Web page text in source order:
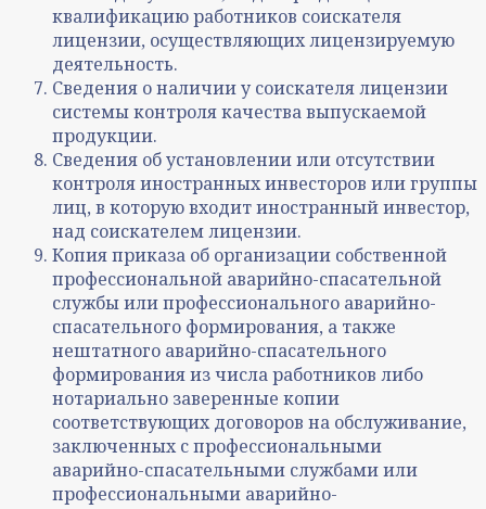
квалификацию работников соискателя
лицензии, осуществляющих лицензируемую
деятельность.
Сведения о наличии у соискателя лицензии
системы контроля качества выпускаемой
продукции.
Сведения об установлении или отсутствии
контроля иностранных инвесторов или группы
лиц, в которую входит иностранный инвестор,
над соискателем лицензии.
Копия приказа об организации собственной
профессиональной аварийно-спасательной
службы или профессионального аварийно-
спасательного формирования, а также
нештатного аварийно-спасательного
формирования из числа работников либо
нотариально заверенные копии
соответствующих договоров на обслуживание,
заключенных с профессиональными
аварийно-спасательными службами или
профессиональными аварийно-